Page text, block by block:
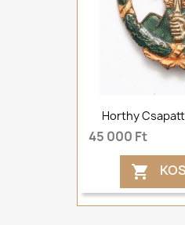
Horthy
45 000 Ft
